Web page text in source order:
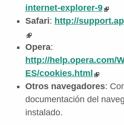
internet-explorer-9
Safari: http://
Opera:
http://help.opera.com/
ES/cookies.html
Otros navegadores:
documentación del
instalado.